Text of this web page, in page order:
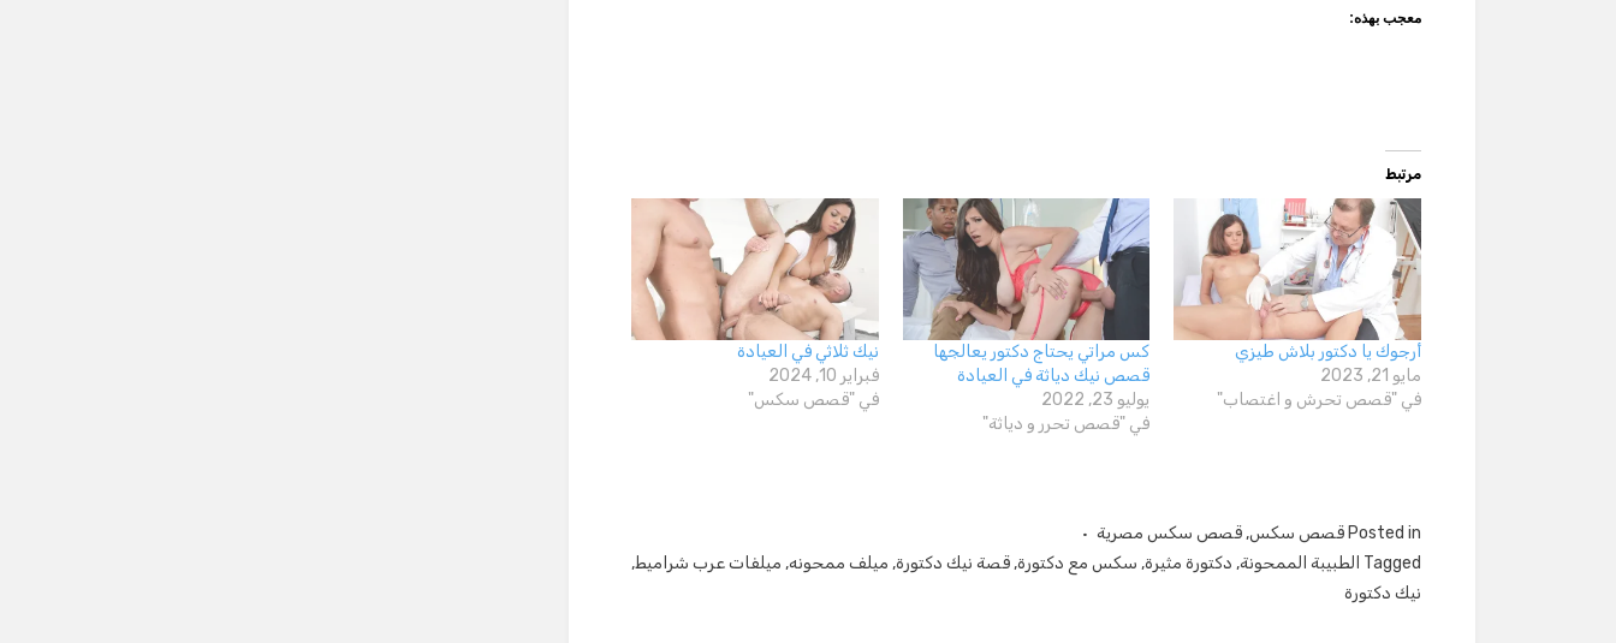
معجب بهذه:
مرتبط
أرجوك يا دكتور بلاش طيزي
مايو 21, 2023
في "قصص تحرش و اغتصاب"
كس مراتي يحتاج دكتور يعالجها
قصص نيك دياثة في العيادة
يوليو 23, 2022
في "قصص تحرر و دياثة"
نيك ثلاثي في العيادة
فبراير 10, 2024
في "قصص سكس"
Posted in قصص سكس, قصص سكس مصرية
Tagged الطبيبة الممحونة, دكتورة مثيرة, سكس مع دكتورة, قصة نيك دكتورة, ميلف ممحونه, ميلفات عرب شراميط,
نيك دكتورة